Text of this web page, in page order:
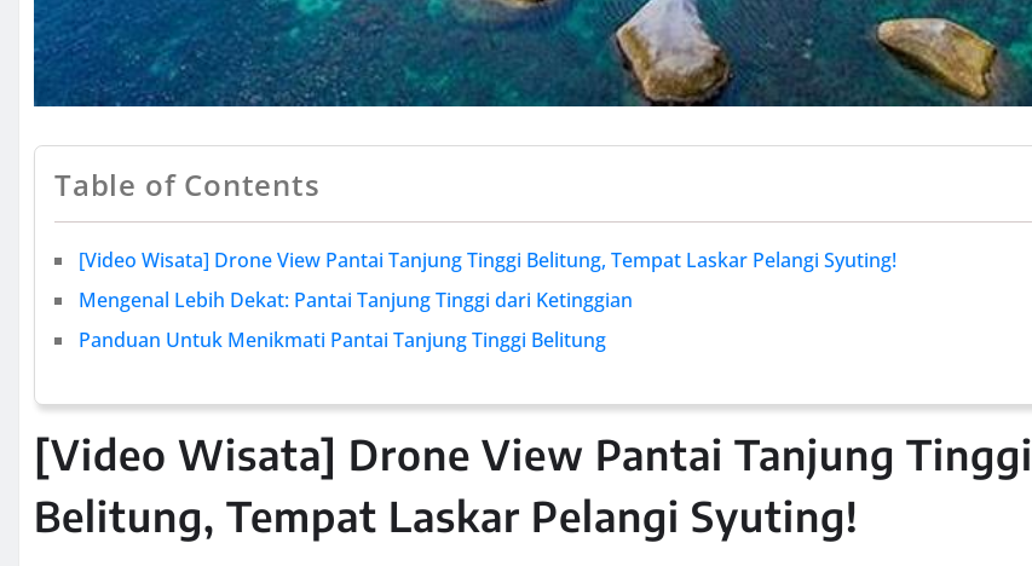
Table of Contents
[Video Wisata] Drone View Pantai Tanjung Tinggi Belitung, Tempat Laskar Pelangi Syuting!
Mengenal Lebih Dekat: Pantai Tanjung Tinggi dari Ketinggian
Panduan Untuk Menikmati Pantai Tanjung Tinggi Belitung
[Video Wisata] Drone View Pantai Tanjung Tinggi
Belitung, Tempat Laskar Pelangi Syuting!